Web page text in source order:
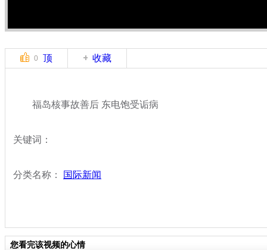
0 顶 收藏
福岛核事故善后 东电饱受诟病
关键词：
分类名称： 国际新闻
您看完该视频的心情